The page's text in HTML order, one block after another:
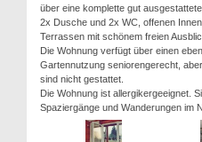
über eine komplette gut
2x Dusche und 2x WC, offenen
Terrassen mit schönem freien
Die Wohnung verfügt über einen
Gartennutzung seniorengerecht,
sind nicht gestattet.
Die Wohnung ist allergikergeeignet.
Spaziergänge und Wanderungen im